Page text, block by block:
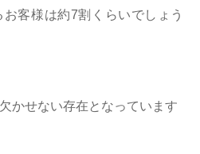
客様は約7割くらいでしょう
かせない存在となっています